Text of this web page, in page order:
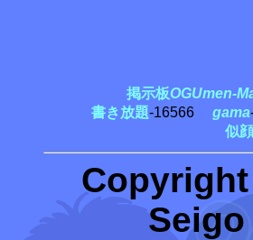
掲示板OGUmen-
書き放題-16566 gama
似